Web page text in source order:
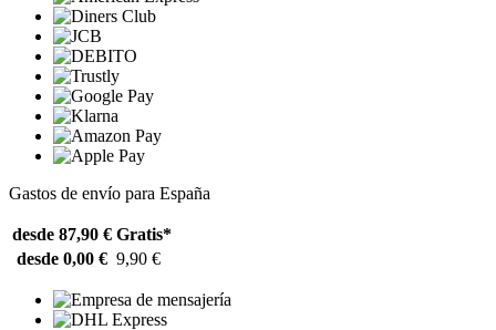
Gastos de envío para España
desde 87,90 € Gratis*
desde 0,00 € 9,90 €